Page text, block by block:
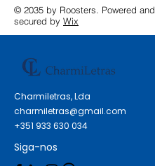
© 2035 by Roosters. Powered and
secured by Wix
Charmiletras, Lda
charmiletras@gmail.com
+351 933 630 034
Siga-nos